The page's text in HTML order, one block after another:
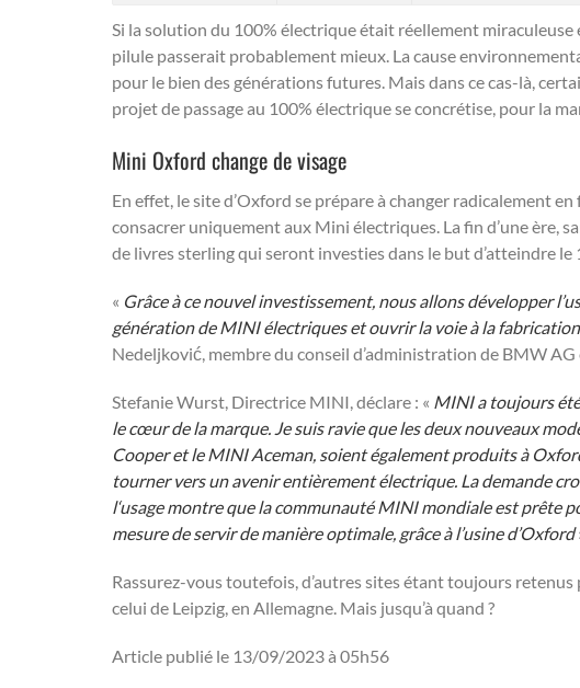
Si la solution du 100% électrique était réellement miraculeuse
pilule passerait probablement mieux. La cause
pour le bien des générations futures. Mais dans ce cas-là,
projet de passage au 100% électrique se concrétise, pour la
Mini Oxford change de visage
En effet, le site d’Oxford se prépare à changer radicalement
consacrer uniquement aux Mini électriques. La fin d’une ère,
de livres sterling qui seront investies dans le but d’atteindre le
« Grâce à ce nouvel investissement, nous allons développer
génération de MINI électriques et ouvrir la voie à la
Nedeljković, membre du conseil d’administration de BMW
Stefanie Wurst, Directrice MINI, déclare : « MINI a toujours
le cœur de la marque. Je suis ravie que les deux nouveaux
Cooper et le MINI Aceman, soient également produits à
tourner vers un avenir entièrement électrique. La demande
l‘usage montre que la communauté MINI mondiale est prête
mesure de servir de manière optimale, grâce à l’usine d’Oxford
Rassurez-vous toutefois, d’autres sites étant toujours
celui de Leipzig, en Allemagne. Mais jusqu’à quand ?
Article publié le 13/09/2023 à 05h56